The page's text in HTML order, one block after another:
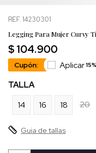
REF. 14230301
Legging Para Mujer Curvy
$ 104.900
Cupón: Aplicar
TALLA
14
16 18 20
Guia de tallas